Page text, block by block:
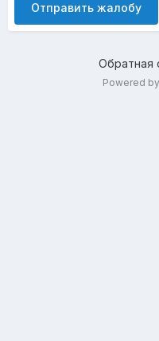
Отправить жалобу
Обратная
Powered